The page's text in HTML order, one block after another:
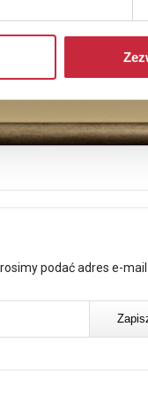
podać adres e-mail